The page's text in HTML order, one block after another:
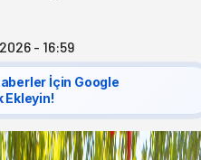
- 16:59
İçin Google
Ekleyin!